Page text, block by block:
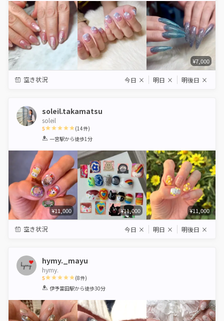
¥7,000
空き状況 今日 × 明日 × 明後日 ×
soleil.takamatsu
soleil
5
1 2 3 4 5
(14件)
一宮駅から徒歩1分
¥11,000 ¥11,000 ¥11,000
空き状況 今日 × 明日 × 明後日 ×
hymy._mayu
hymy.
5
1 2 3 4 5
(8件)
伊予富田駅から徒歩30分